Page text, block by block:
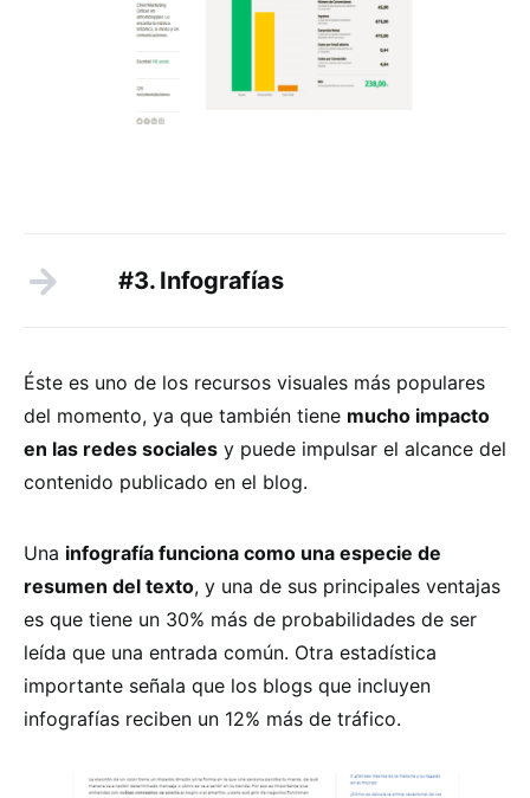
#3. Infografías
Éste es uno de los recursos visuales más populares
del momento, ya que también tiene mucho impacto
en las redes sociales y puede impulsar el alcance del
contenido publicado en el blog.
Una infografía funciona como una especie de
resumen del texto, y una de sus principales ventajas
es que tiene un 30% más de probabilidades de ser
leída que una entrada común. Otra estadística
importante señala que los blogs que incluyen
infografías reciben un 12% más de tráfico.